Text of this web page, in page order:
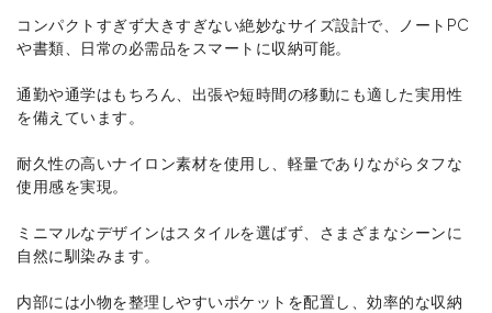
コンパクトすぎず大きすぎない絶妙なサイズ設計で、ノートPC
や書類、日常の必需品をスマートに収納可能。
通勤や通学はもちろん、出張や短時間の移動にも適した実用性
を備えています。
耐久性の高いナイロン素材を使用し、軽量でありながらタフな
使用感を実現。
ミニマルなデザインはスタイルを選ばず、さまざまなシーンに
自然に馴染みます。
内部には小物を整理しやすいポケットを配置し、効率的な収納